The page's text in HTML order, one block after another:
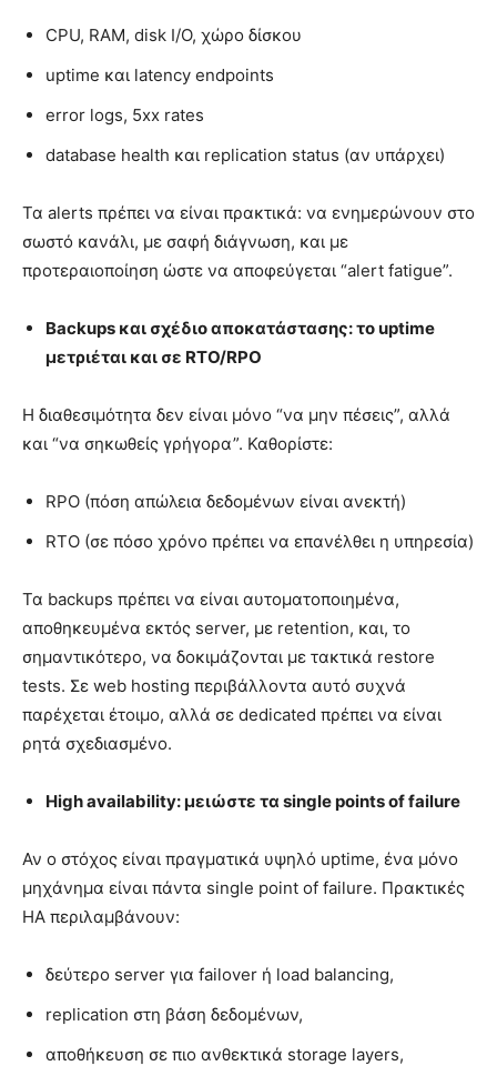
CPU, RAM, disk I/O, χώρο δίσκου
uptime και latency endpoints
error logs, 5xx rates
database health και replication status (αν υπάρχει)
Τα alerts πρέπει να είναι πρακτικά: να ενημερώνουν στο
σωστό κανάλι, με σαφή διάγνωση, και με
προτεραιοποίηση ώστε να αποφεύγεται “alert fatigue”.
Backups και σχέδιο αποκατάστασης: τοuptime
μετριέται και σε RTO/RPO
Η διαθεσιμότητα δεν είναι μόνο “να μην πέσεις”, αλλά
και “να σηκωθείς γρήγορα”. Καθορίστε:
RPO (πόση απώλεια δεδομένων είναι ανεκτή)
RTO (σε πόσο χρόνο πρέπει να επανέλθει η υπηρεσία)
Τα backups πρέπει να είναι αυτοματοποιημένα,
αποθηκευμένα εκτός server, με retention, και, το
σημαντικότερο, να δοκιμάζονται με τακτικά restore
tests. Σε web hosting περιβάλλοντα αυτό συχνά
παρέχεται έτοιμο, αλλά σε dedicated πρέπει να είναι
ρητά σχεδιασμένο.
High availability: μειώστε τα single points of failure
Αν ο στόχος είναι πραγματικά υψηλό uptime, ένα μόνο
μηχάνημα είναι πάντα single point of failure. Πρακτικές
HA περιλαμβάνουν:
δεύτερο server για failover ή load balancing,
replication στη βάση δεδομένων,
αποθήκευση σε πιο ανθεκτικά storage layers,